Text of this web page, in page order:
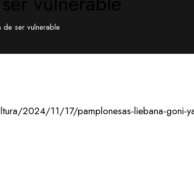
de ser vulnerable
2024/11/17/pamplonesas-liebana-goni-